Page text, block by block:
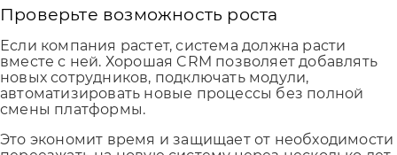
Проверьте возможность роста
Если компания растет, система должна расти
вместе с ней. Хорошая CRM позволяет добавлять
новых сотрудников, подключать модули,
автоматизировать новые процессы без полной
смены платформы.
Это экономит время и защищает от необходимости